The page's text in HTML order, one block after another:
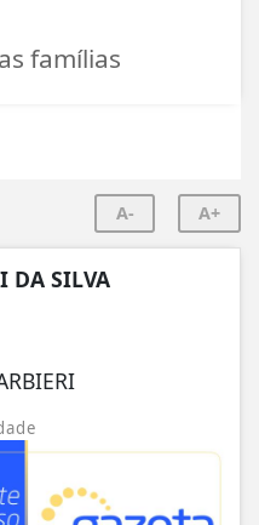
famílias
A- A+
DA SILVA